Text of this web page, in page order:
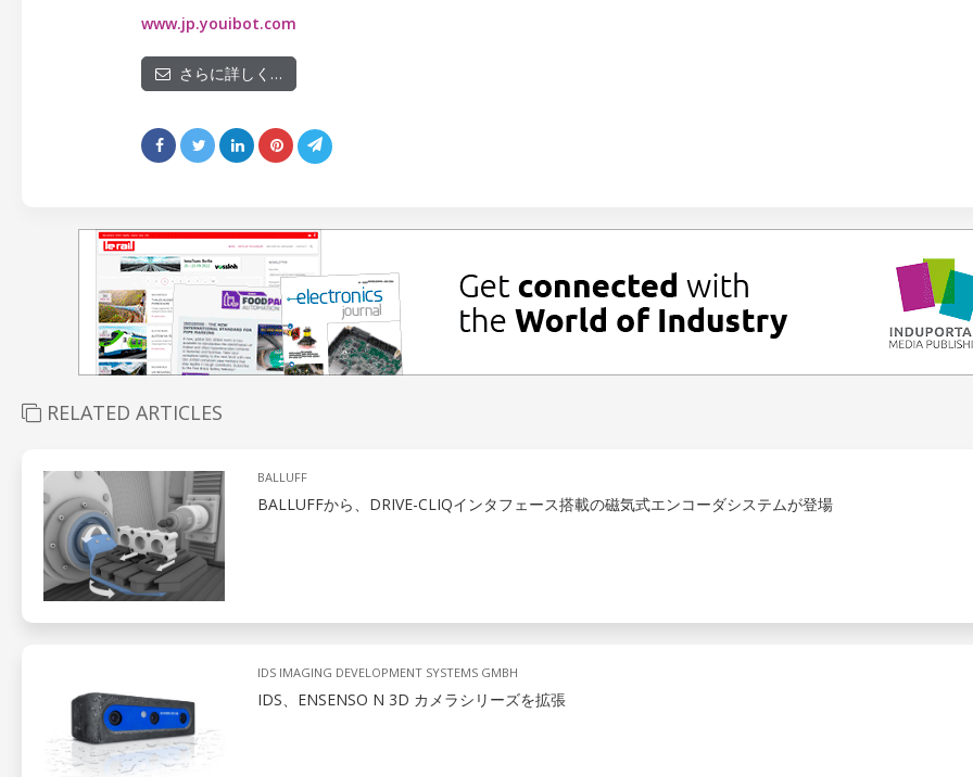
www.jp.youibot.com
さらに詳しく…
RELATED ARTICLES
BALLUFF
BALLUFFから、DRIVE-CLIQインタフェース搭載の磁気式エンコーダシステムが登場
IDS IMAGING DEVELOPMENT SYSTEMS GMBH
IDS、ENSENSO N 3D カメラシリーズを拡張